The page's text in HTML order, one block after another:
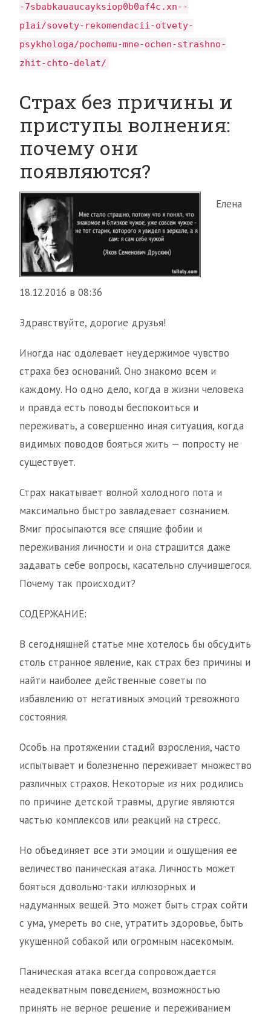
-7sbabkauaucayksiop0b0af4c.xn--
p1ai/sovety-rekomendacii-otvety-
psykhologa/pochemu-mne-ochen-strashno-
zhit-chto-delat/
Страх без причины и
приступы волнения:
почему они
появляются?
Елена
18.12.2016 в 08:36
Здравствуйте, дорогие друзья!
Иногда нас одолевает неудержимое чувство
страха без оснований. Оно знакомо всем и
каждому. Но одно дело, когда в жизни человека
и правда есть поводы беспокоиться и
переживать, а совершенно иная ситуация, когда
видимых поводов бояться жить — попросту не
существует.
Страх накатывает волной холодного пота и
максимально быстро завладевает сознанием.
Вмиг просыпаются все спящие фобии и
переживания личности и она страшится даже
задавать себе вопросы, касательно случившегося.
Почему так происходит?
СОДЕРЖАНИЕ:
В сегодняшней статье мне хотелось бы обсудить
столь странное явление, как страх без причины и
найти наиболее действенные советы по
избавлению от негативных эмоций тревожного
состояния.
Особь на протяжении стадий взросления, часто
испытывает и болезненно переживает множество
различных страхов. Некоторые из них родились
по причине детской травмы, другие являются
частью комплексов или реакций на стресс.
Но объединяет все эти эмоции и ощущения ее
величество паническая атака. Личность может
бояться довольно-таки иллюзорных и
надуманных вещей. Это может быть страх сойти
с ума, умереть во сне, утратить здоровье, быть
укушенной собакой или огромным насекомым.
Паническая атака всегда сопровождается
неадекватным поведением, возможностью
принять не верное решение и переживанием